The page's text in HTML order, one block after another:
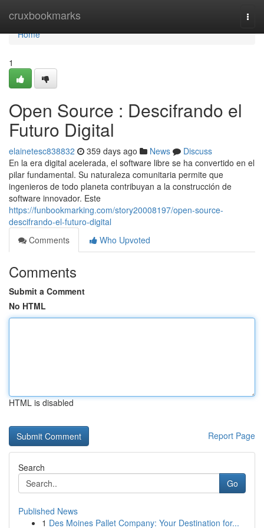
cruxbookmarks
Home
Home
1
Open Source : Descifrando el
Futuro Digital
elainetesc838832 359 days ago News
Discuss
En la era digital acelerada, el software libre se ha convertido en el
pilar fundamental. Su naturaleza comunitaria permite que
ingenieros de todo planeta contribuyan a la construcción de
software innovador. Este
https://funbookmarking.com/story20008197/open-source-
descifrando-el-futuro-digital
Comments
Who Upvoted
Comments
Submit a Comment
No HTML
HTML is disabled
Report Page
Search
Go
Published News
1 Des Moines Pallet Company: Your Destination for...